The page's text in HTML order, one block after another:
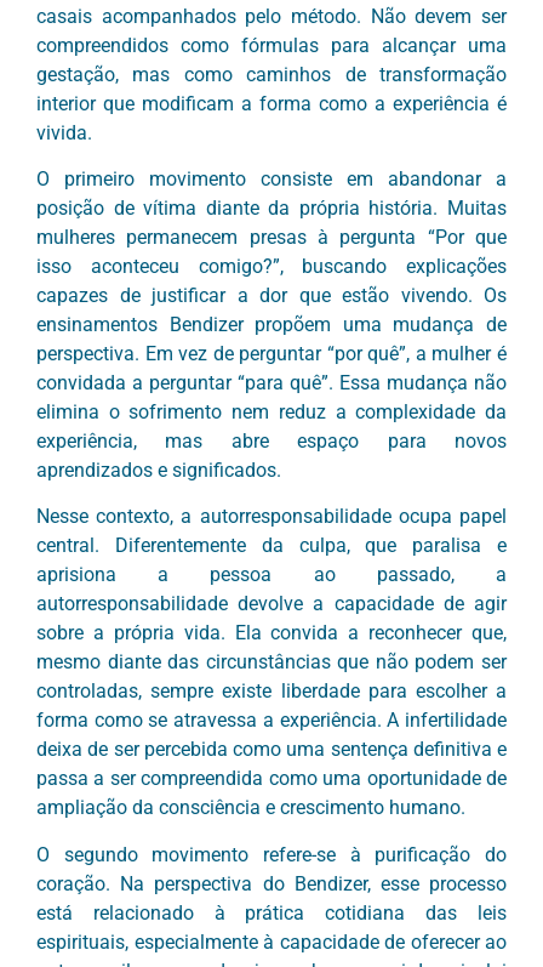
casais acompanhados pelo método. Não devem ser
compreendidos como fórmulas para alcançar uma
gestação, mas como caminhos de transformação
interior que modificam a forma como a experiência é
vivida.
O primeiro movimento consiste em abandonar a
posição de vítima diante da própria história. Muitas
mulheres permanecem presas à pergunta “Por que
isso aconteceu comigo?”, buscando explicações
capazes de justificar a dor que estão vivendo. Os
ensinamentos Bendizer propõem uma mudança de
perspectiva. Em vez de perguntar “por quê”, a mulher é
convidada a perguntar “para quê”. Essa mudança não
elimina o sofrimento nem reduz a complexidade da
experiência, mas abre espaço para novos
aprendizados e significados.
Nesse contexto, a autorresponsabilidade ocupa papel
central. Diferentemente da culpa, que paralisa e
aprisiona a pessoa ao passado, a
autorresponsabilidade devolve a capacidade de agir
sobre a própria vida. Ela convida a reconhecer que,
mesmo diante das circunstâncias que não podem ser
controladas, sempre existe liberdade para escolher a
forma como se atravessa a experiência. A infertilidade
deixa de ser percebida como uma sentença definitiva e
passa a ser compreendida como uma oportunidade de
ampliação da consciência e crescimento humano.
O segundo movimento refere-se à purificação do
coração. Na perspectiva do Bendizer, esse processo
está relacionado à prática cotidiana das leis
espirituais, especialmente à capacidade de oferecer ao